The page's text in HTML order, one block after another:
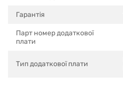
Гарантія
Парт номер додаткової
плати
Тип додаткової плати